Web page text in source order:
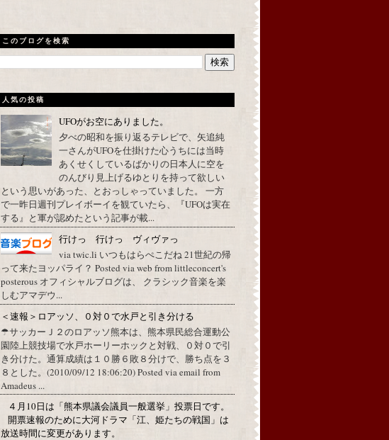
このブログを検索
人気の投稿
UFOがお空にありました。
夕べの昭和を振り返るテレビで、矢追純
一さんがUFOを仕掛けた心うちには当時
あくせくしているばかりの日本人に空を
のんびり見上げるゆとりを持って欲しい
という思いがあった、とおっしゃっていました。 一方
で一昨日週刊プレイボーイを観ていたら、『UFOは実在
する』と軍が認めたという記事が載...
行けっ 行けっ ヴィヴァっ
via twic.li いつもはらぺこだね 21世紀の帰
って来たヨッパライ？ Posted via web from littleconcert's
posterous オフィシャルブログは、 クラシック音楽を楽
しむアマデウ...
＜速報＞ロアッソ、０対０で水戸と引き分ける
☂サッカーＪ２のロアッソ熊本は、熊本県民総合運動公
園陸上競技場で水戸ホーリーホックと対戦、０対０で引
き分けた。通算成績は１０勝６敗８分けで、勝ち点を３
８とした。(2010/09/12 18:06:20) Posted via email from
Amadeus ...
４月10日は「熊本県議会議員一般選挙」投票日です。
開票速報のために大河ドラマ「江、姫たちの戦国」は
放送時間に変更があります。